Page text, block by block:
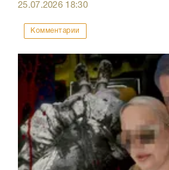
25.07.2026 18:30
Комментарии